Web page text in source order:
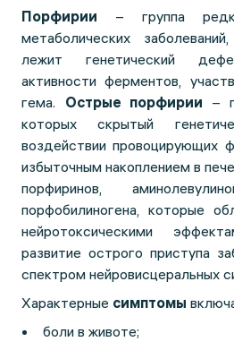
Порфирии – группа
метаболических
лежит генетический
активности ферментов,
гема. Острые порфирии –
которых скрытый
воздействии провоцирующих
избыточным накоплением в
порфиринов,
порфобилиногена, которые
нейротоксическими
развитие острого приступа
спектром нейровисцеральных
Характерные симптомы
боли в животе;